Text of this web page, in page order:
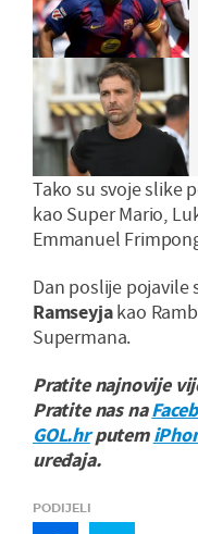
Tako su svoje slike
kao Super Mario,
Emmanuel
Dan poslije
Ramseyjakao
Supermana.
Pratite najnovije
Pratite nas na
GOL.hrputem
uređaja.
PODIJELI